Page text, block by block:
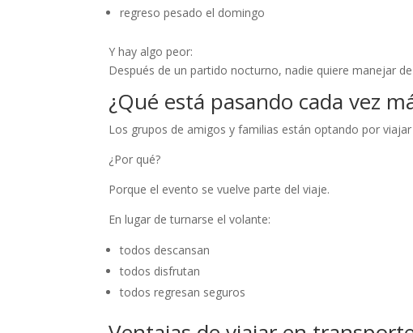
regreso pesado el domingo
Y hay algo peor:
Después de un partido nocturno, nadie quiere manejar
¿Qué está pasando cada vez
Los grupos de amigos y familias están optando por
¿Por qué?
Porque el evento se vuelve parte del viaje.
En lugar de turnarse el volante:
todos descansan
todos disfrutan
todos regresan seguros